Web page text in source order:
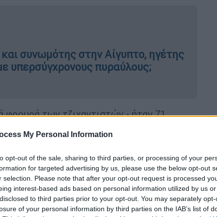
My Personal Information
opt-out of the sale, sharing to third parties, or processing of your
for targeted advertising by us, please use the below opt-out
selection. Please note that after your opt-out request is processed
interest-based ads based on personal information utilized by us
to third parties prior to your opt-out. You may separately
of your personal information by third parties on the IAB’s list of
συνωμότης στην Αίγυπτο, ηγέτης
υπερσύγχρονους πυραύλους;
φρουρά των τζιχαντιστών - ήταν 71
το είδος του
δεκαετία, ή και περισσότερο, δεν είχε
τρομοκράτες να αφήσουν στο ράφι τις
τις δικές του να σκονίζονται. Ο Αλ
του παρελθόντος στο παρόν.
οποίο τελικά τον ξεπέρασε και